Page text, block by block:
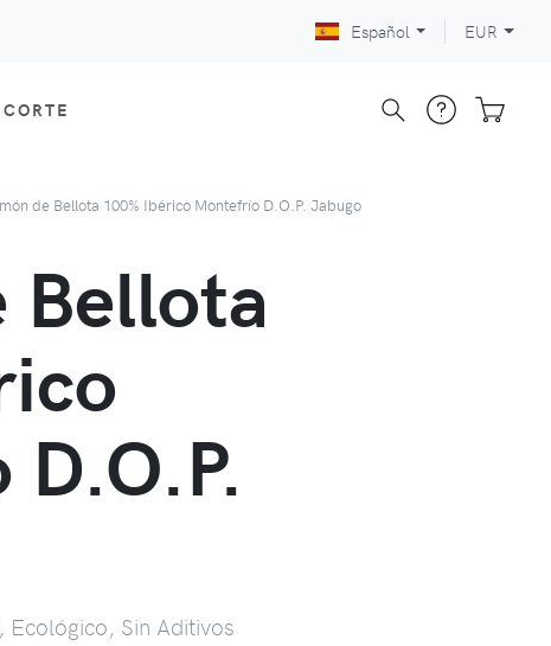
Español EUR
de Bellota 100% Ibérico Montefrío D.O.P. Jabugo
Bellota
Ecológico, Sin Aditivos